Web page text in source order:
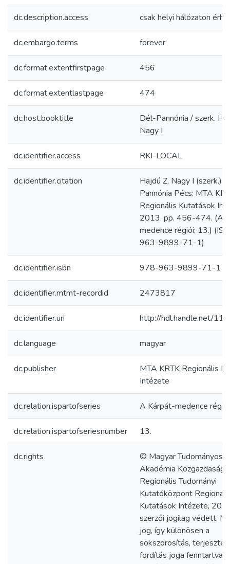
dc.description.access csak helyi hálózaton
dc.embargo.terms forever
dc.format.extentfirstpage 456
dc.format.extentlastpage 474
dc.host.booktitle
Dél-Pannónia / szerk.
Nagy I
dc.identifier.access RKI-LOCAL
dc.identifier.citation
Hajdú Z, Nagy I (szerk.)
Pannónia Pécs: MTA
Regionális Kutatások
2013. pp. 456-474. (A
medence régiói; 13.)
963-9899-71-1)
dc.identifier.isbn 978-963-9899-71-1
dc.identifier.mtmt-recordid 2473817
dc.identifier.uri http://hdl.handle.net/
dc.language magyar
dc.publisher
MTA KRTK Regionális
Intézete
dc.relation.ispartofseries A Kárpát-medence régiói
dc.relation.ispartofseriesnumber 13.
dc.rights
© Magyar Tudományos
Akadémia
Regionális Tudományi
Kutatóközpont
Kutatások Intézete,
szerzői jogilag védett.
jog, így különösen a
sokszorosítás,
fordítás joga fenntartva.